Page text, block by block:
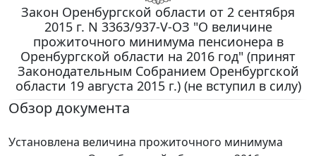
Закон Оренбургской области от 2 сентября
2015 г. N 3363/937-V-ОЗ "О величине
прожиточного минимума пенсионера в
Оренбургской области на 2016 год" (принят
Законодательным Собранием Оренбургской
области 19 августа 2015 г.) (не вступил в силу)
Обзор документа
Установлена величина прожиточного минимума